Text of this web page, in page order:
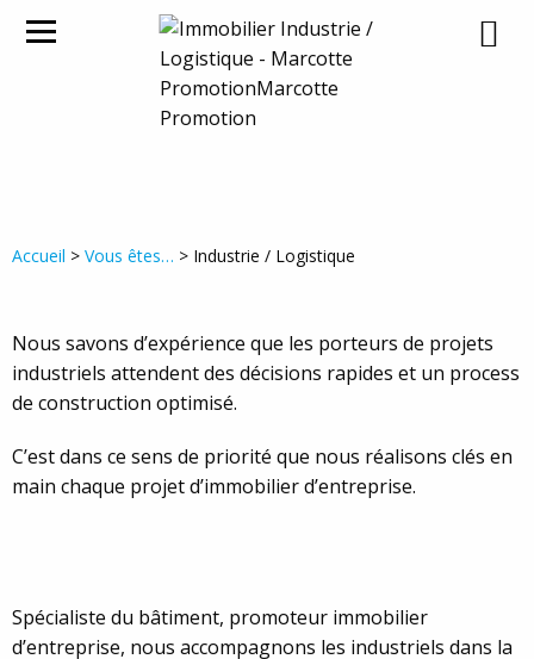
Accueil > Vous êtes… > Industrie / Logistique
Nous savons d’expérience que les porteurs de projets
industriels attendent des décisions rapides et un process
de construction optimisé.
C’est dans ce sens de priorité que nous réalisons clés en
main chaque projet d’immobilier d’entreprise.
Spécialiste du bâtiment, promoteur immobilier
d’entreprise, nous accompagnons les industriels dans la